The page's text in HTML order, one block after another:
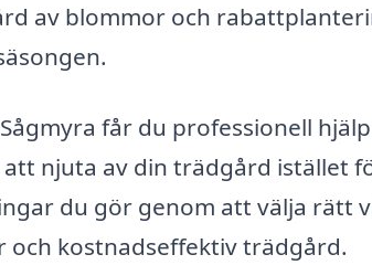
av blommor och
får du professionell
njuta av din trädgård istället
du gör genom att välja rätt
och kostnadseffektiv trädgård.